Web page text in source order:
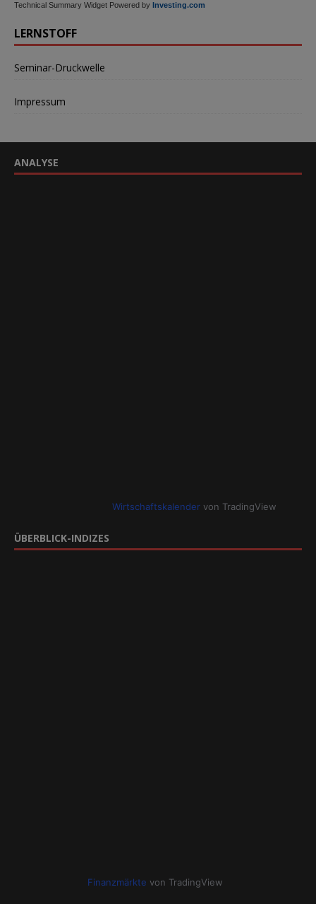
Technical Summary Widget Powered by Investing.com
LERNSTOFF
Seminar-Druckwelle
Impressum
ANALYSE
Wirtschaftskalendervon TradingView
ÜBERBLICK-INDIZES
Finanzmärkte von TradingView